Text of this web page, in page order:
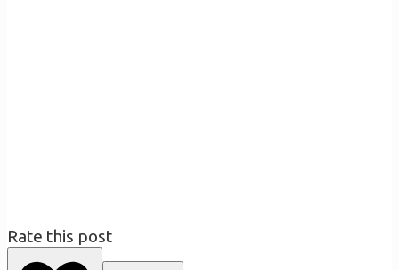
Rate this post